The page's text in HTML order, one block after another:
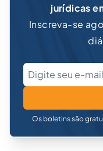
jurídicas
Inscreva-se
Os boletins são